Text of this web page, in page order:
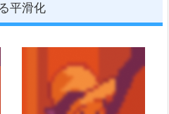
平滑化